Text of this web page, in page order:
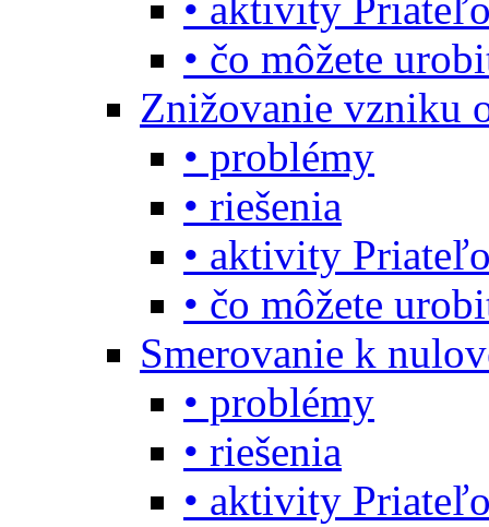
• čo môžete
Znižovanie vzniku
• problémy
• riešenia
• aktivity
• čo môžete
Smerovanie k
• problémy
• riešenia
• aktivity